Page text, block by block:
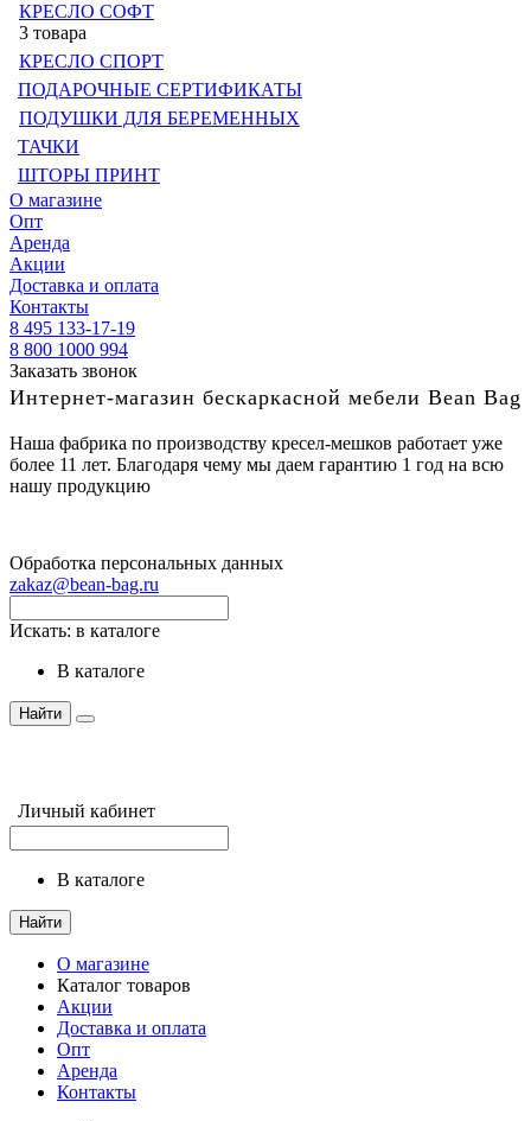
КРЕСЛО СОФТ
3 товара
КРЕСЛО СПОРТ
ПОДАРОЧНЫЕ СЕРТИФИКАТЫ
ПОДУШКИ ДЛЯ БЕРЕМЕННЫХ
ТАЧКИ
ШТОРЫ ПРИНТ
О магазине
Опт
Аренда
Акции
Доставка и оплата
Контакты
8 495 133-17-19
8 800 1000 994
Заказать звонок
Интернет-магазин бескаркасной мебели Bean Bag
Наша фабрика по производству кресел-мешков работает уже
более 11 лет. Благодаря чему мы даем гарантию 1 год на всю
нашу продукцию
Обработка персональных данных
zakaz@bean-bag.ru
Искать: в каталоге
в каталоге
Найти
Личный кабинет
в каталоге
Найти
О магазине
Каталог товаров
Акции
Доставка и оплата
Опт
Аренда
Контакты